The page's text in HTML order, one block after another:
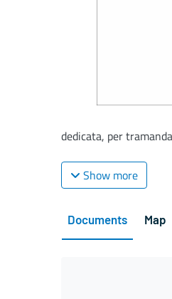
dedicata, per
Show more
Documents Map